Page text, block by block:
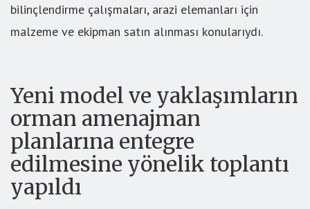
bilinçlendirme çalışmaları, arazi elemanları için
malzeme ve ekipman satın alınması konularıydı.
Yeni model ve yaklaşımların
orman amenajman
planlarına entegre
edilmesine yönelik toplantı
yapıldı